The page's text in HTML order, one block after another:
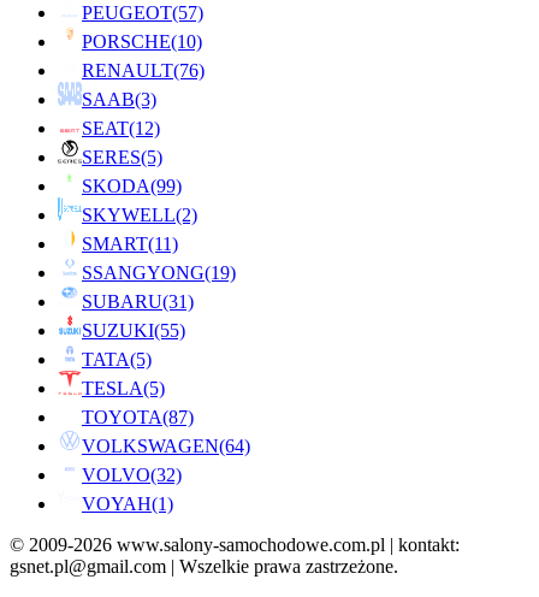
PEUGEOT(57)
PORSCHE(10)
RENAULT(76)
SAAB(3)
SEAT(12)
SERES(5)
SKODA(99)
SKYWELL(2)
SMART(11)
SSANGYONG(19)
SUBARU(31)
SUZUKI(55)
TATA(5)
TESLA(5)
TOYOTA(87)
VOLKSWAGEN(64)
VOLVO(32)
VOYAH(1)
© 2009-2026 www.salony-samochodowe.com.pl | kontakt:
gsnet.pl@gmail.com | Wszelkie prawa zastrzeżone.